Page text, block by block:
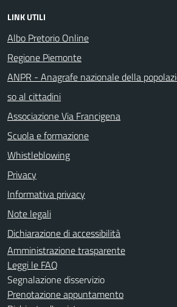
LINK UTILI
Albo Pretorio Online
Regione Piemonte
ANPR - Anagrafe nazionale della
so al cittadini
Associazione Via Francigena
Scuola e formazione
Whistleblowing
Privacy
Informativa privacy
Note legali
Dichiarazione di accessibilità
Amministrazione trasparente
Leggi le FAQ
Segnalazione disservizio
Prenotazione appuntamento